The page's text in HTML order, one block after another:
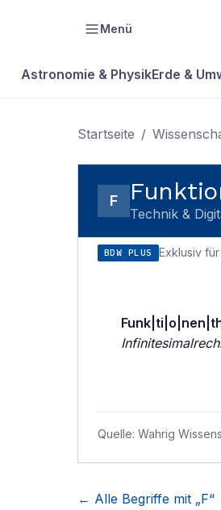
Menü
Astronomie & PhysikErde &
Startseite /
F
Technik &
BDW PLUS Exklusiv
Quelle: Wahrig
← Alle Begriffe mit „F“